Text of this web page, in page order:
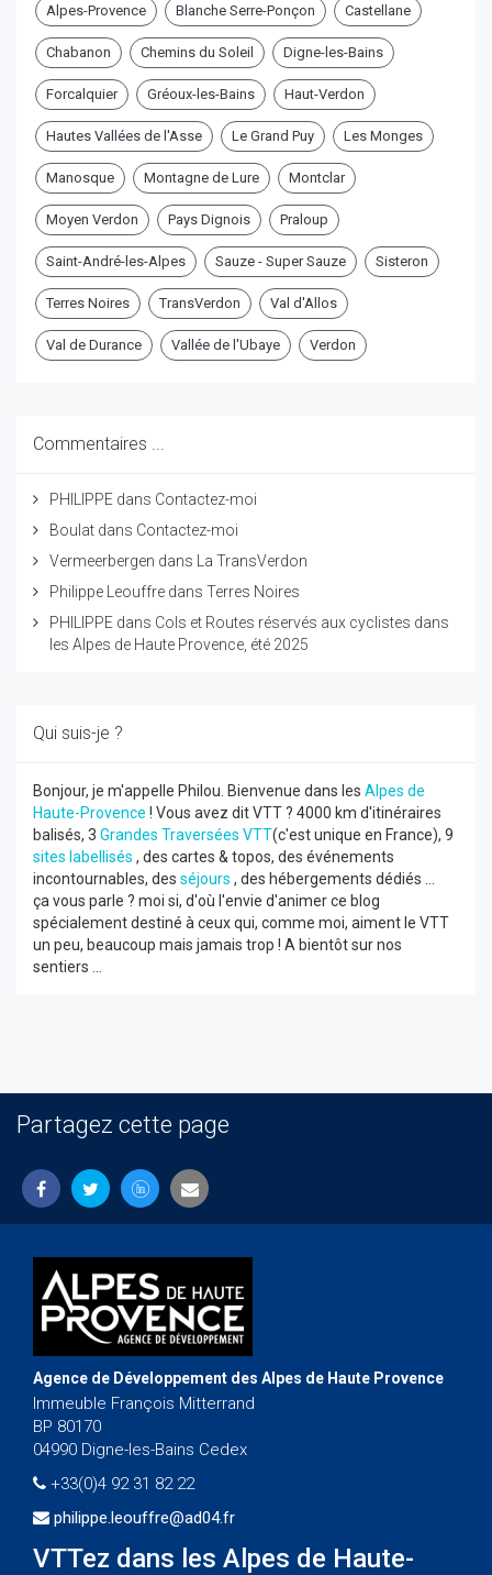
Alpes-Provence Blanche Serre-Ponçon Castellane
Chabanon Chemins du Soleil Digne-les-Bains
Forcalquier Gréoux-les-Bains Haut-Verdon
Hautes Vallées de l'Asse Le Grand Puy Les Monges
Manosque Montagne de Lure Montclar
Moyen Verdon Pays Dignois Praloup
Saint-André-les-Alpes Sauze - Super Sauze Sisteron
Terres Noires TransVerdon Val d'Allos
Val de Durance Vallée de l'Ubaye Verdon
Commentaires ...
PHILIPPE dans Contactez-moi
Boulat dans Contactez-moi
Vermeerbergen dans
La TransVerdon
Philippe Leouffre dans Terres Noires
PHILIPPE dans Cols et Routes réservés aux cyclistes dans
les Alpes de Haute Provence, été 2025
Qui suis-je ?
Bonjour, je m'appelle Philou. Bienvenue dans les Alpes de
Haute-Provence ! Vous avez dit VTT ? 4000 km d'itinéraires
balisés, 3 Grandes Traversées VTT(c'est unique en France), 9
sites labellisés , des cartes & topos, des événements
incontournables, des séjours , des hébergements dédiés ...
ça vous parle ? moi si, d'où l'envie d'animer ce blog
spécialement destiné à ceux qui, comme moi, aiment le VTT
un peu, beaucoup mais jamais trop ! A bientôt sur nos
sentiers ...
Partagez cette page
Agence de Développement des Alpes de Haute Provence
Immeuble François Mitterrand
BP 80170
04990 Digne-les-Bains Cedex
+33(0)4 92 31 82 22
philippe.leouffre@ad04.fr
VTTez dans les Alpes de Haute-